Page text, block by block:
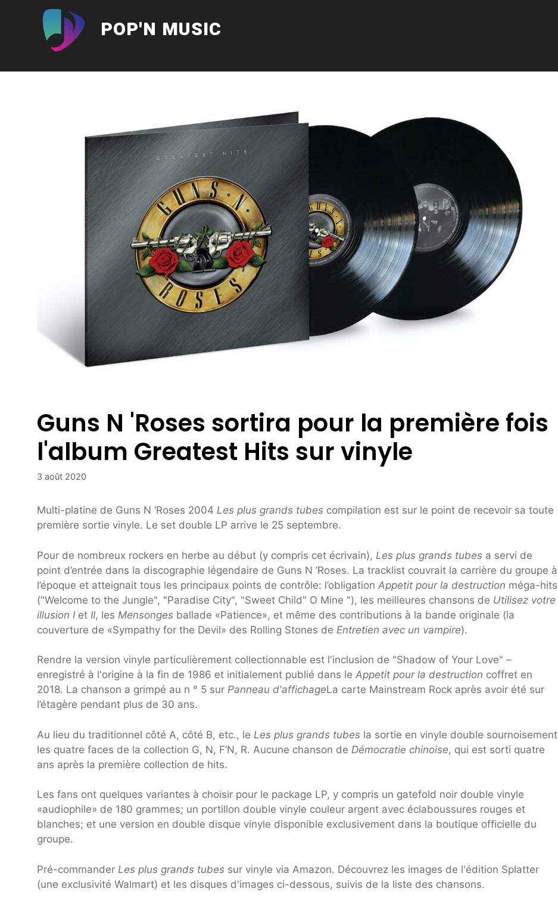
POP'N MUSIC
Guns N 'Roses sortira pour la première fois
l'album Greatest Hits sur vinyle
3 août 2020
Multi-platine de Guns N ’Roses 2004 Les plus grands tubes compilation est sur le point de recevoir sa toute
première sortie vinyle. Le set double LP arrive le 25 septembre.
Pour de nombreux rockers en herbe au début (y compris cet écrivain), Les plus grands tubes a servi de
point d’entrée dans la discographie légendaire de Guns N ’Roses. La tracklist couvrait la carrière du groupe à
l’époque et atteignait tous les principaux points de contrôle: l’obligation Appetit pour la destruction méga-hits
("Welcome to the Jungle", "Paradise City", "Sweet Child" O Mine "), les meilleures chansons de Utilisez votre
illusion I et II, les Mensonges ballade «Patience», et même des contributions à la bande originale (la
couverture de «Sympathy for the Devil» des Rolling Stones de Entretien avec un vampire).
Rendre la version vinyle particulièrement collectionnable est l'inclusion de "Shadow of Your Love" – ​​
enregistré à l'origine à la fin de 1986 et initialement publié dans le Appetit pour la destruction coffret en
2018. La chanson a grimpé au n ° 5 sur Panneau d'affichageLa carte Mainstream Rock après avoir été sur
l’étagère pendant plus de 30 ans.
Au lieu du traditionnel côté A, côté B, etc., le Les plus grands tubes la sortie en vinyle double sournoisement
les quatre faces de la collection G, N, F’N, R. Aucune chanson de Démocratie chinoise, qui est sorti quatre
ans après la première collection de hits.
Les fans ont quelques variantes à choisir pour le package LP, y compris un gatefold noir double vinyle
«audiophile» de 180 grammes; un portillon double vinyle couleur argent avec éclaboussures rouges et
blanches; et une version en double disque vinyle disponible exclusivement dans la boutique officielle du
groupe.
Pré-commander Les plus grands tubes sur vinyle via Amazon. Découvrez les images de l'édition Splatter
(une exclusivité Walmart) et les disques d'images ci-dessous, suivis de la liste des chansons.